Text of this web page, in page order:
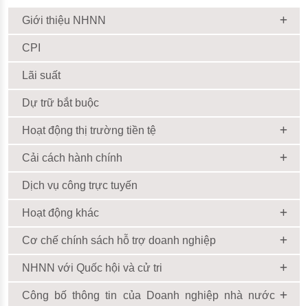
Giới thiệu NHNN
CPI
Lãi suất
Dự trữ bắt buộc
Hoạt động thị trường tiền tệ
Cải cách hành chính
Dịch vụ công trực tuyến
Hoạt động khác
Cơ chế chính sách hỗ trợ doanh nghiệp
NHNN với Quốc hội và cử tri
Công bố thông tin của Doanh nghiệp nhà nước